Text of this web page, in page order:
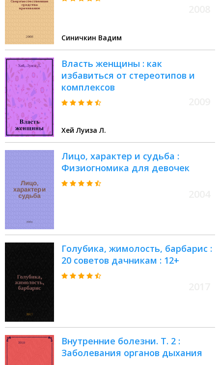
Синичкин Вадим
Власть женщины : как
избавиться от стереотипов и
комплексов
Хей Луиза Л.
Лицо, характер и судьба :
Физиогномика для девочек
Голубика, жимолость, барбарис :
20 советов дачникам : 12+
Внутренние болезни. Т. 2 :
Заболевания органов дыхания